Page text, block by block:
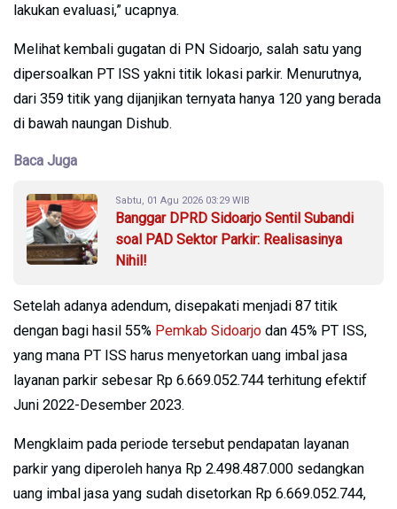
lakukan evaluasi,” ucapnya.
Melihat kembali gugatan di PN Sidoarjo, salah satu yang
dipersoalkan PT ISS yakni titik lokasi parkir. Menurutnya,
dari 359 titik yang dijanjikan ternyata hanya 120 yang berada
di bawah naungan Dishub.
Baca Juga
Sabtu, 01 Agu 2026 03:29 WIB
Banggar DPRD Sidoarjo Sentil Subandi
soal PAD Sektor Parkir: Realisasinya
Nihil!
Setelah adanya adendum, disepakati menjadi 87 titik
dengan bagi hasil 55% Pemkab Sidoarjo dan 45% PT ISS,
yang mana PT ISS harus menyetorkan uang imbal jasa
layanan parkir sebesar Rp 6.669.052.744 terhitung efektif
Juni 2022-Desember 2023.
Mengklaim pada periode tersebut pendapatan layanan
parkir yang diperoleh hanya Rp 2.498.487.000 sedangkan
uang imbal jasa yang sudah disetorkan Rp 6.669.052.744,